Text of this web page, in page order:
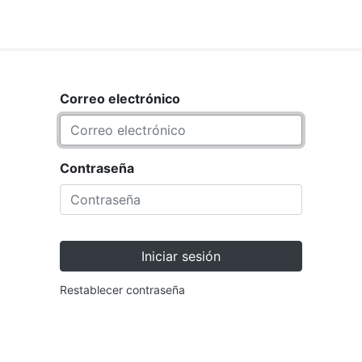
Correo electrónico
Contraseña
Iniciar sesión
Restablecer contraseña